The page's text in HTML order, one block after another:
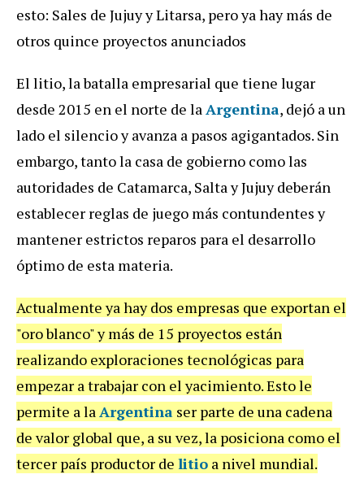
esto: Sales de Jujuy y Litarsa, pero ya hay más de
otros quince proyectos anunciados
El litio, la batalla empresarial que tiene lugar
desde 2015 en el norte de laArgentina, dejó a un
lado el silencio y avanza a pasos agigantados. Sin
embargo, tanto la casa de gobierno como las
autoridades de Catamarca, Salta y Jujuy deberán
establecer reglas de juego más contundentes y
mantener estrictos reparos para el desarrollo
óptimo de esta materia.
Actualmente ya hay dos empresas que exportan el
"oro blanco" y más de 15 proyectos están
realizando exploraciones tecnológicas para
empezar a trabajar con el yacimiento. Esto le
permite a laArgentina ser parte de una cadena
de valor global que, a su vez, la posiciona como el
tercer país productor de litio a nivel mundial.